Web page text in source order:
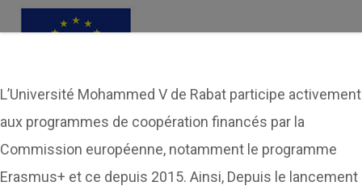
L’Université Mohammed V de Rabat participe activement
aux programmes de coopération financés par la
Commission européenne, notamment le programme
Erasmus+ et ce depuis 2015. Ainsi, Depuis le lancement